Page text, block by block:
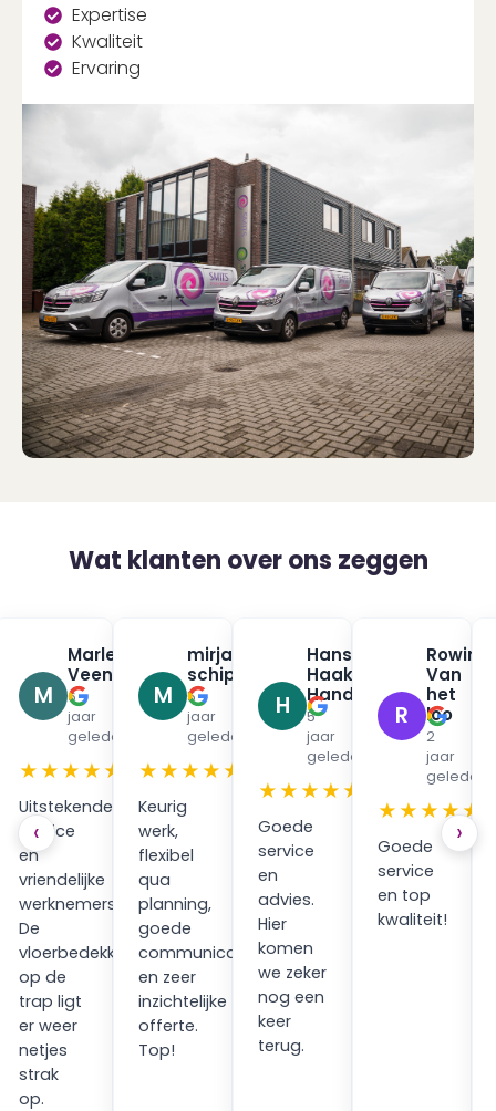
Expertise
Kwaliteit
Ervaring
Wat klanten over ons zeggen
M
Marleen
Veenendaal
✓
6
jaar
geleden
★★★★★
Uitstekende
service
en
vriendelijke
werknemers.
De
vloerbedekking
op de
trap ligt
er weer
netjes
strak
op.
M
mirjam
schippers
5
jaar
geleden
★★★★★
Keurig
werk,
flexibel
qua
planning,
goede
communicatie
en zeer
inzichtelijke
offerte.
Top!
H
Hans
Haak
Handpan
5
jaar
geleden
★★★★★
Goede
service
en
advies.
Hier
komen
we zeker
nog een
keer
terug.
R
Rowin
Van
het
loo
2
jaar
geleden
★★★★★
Goede
service
en top
kwaliteit!
‹ ›